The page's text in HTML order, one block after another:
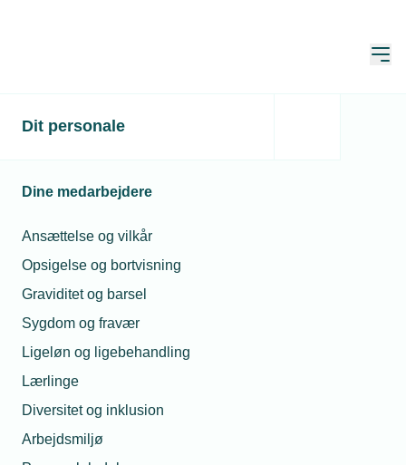
Dit personale
Dine medarbejdere
Ansættelse og vilkår
Opsigelse og bortvisning
Graviditet og barsel
Sygdom og fravær
Ligeløn og ligebehandling
Lærlinge
Diversitet og inklusion
Arbejdsmiljø
Steen K. Pedersen fejrer
Forfatter: Mads Hagemann Petersen
Steen K. Pedersen har nået en milepæl og fejrer
40-års jubilæum. Samtidig er Thomas Nyby blevet
en del af ejerkredsen.
forretningsforbindelser, medarbejdere, tidligere